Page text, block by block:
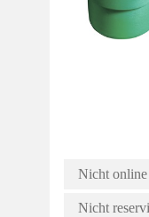
Nicht online
Nicht